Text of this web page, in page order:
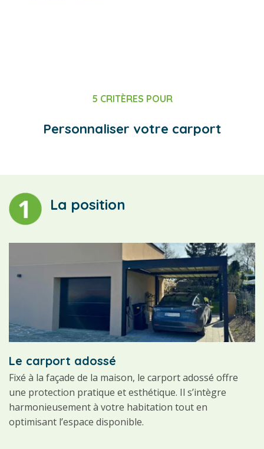
5 CRITÈRES POUR
Personnaliser votre carport
La position
Le carport adossé
Fixé à la façade de la maison, le carport adossé offre
une protection pratique et esthétique. Il s’intègre
harmonieusement à votre habitation tout en
optimisant l’espace disponible.